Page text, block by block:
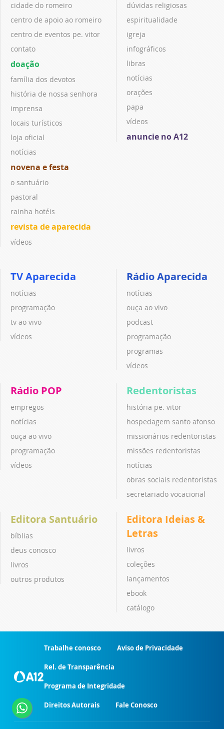
cidade do romeiro
centro de apoio ao romeiro
centro de eventos pe. vitor
contato
doação
família dos devotos
história de nossa senhora
imprensa
locais turísticos
loja oficial
notícias
novena e festa
o santuário
pastoral
rainha hotéis
revista de aparecida
vídeos
dúvidas religiosas
espiritualidade
igreja
infográficos
libras
notícias
orações
papa
vídeos
anuncie no A12
TV Aparecida
notícias
programação
tv ao vivo
vídeos
Rádio Aparecida
notícias
ouça ao vivo
podcast
programação
programas
vídeos
Rádio POP
empregos
notícias
ouça ao vivo
programação
vídeos
Redentoristas
história pe. vitor
hospedagem santo afonso
missionários redentoristas
missões redentoristas
notícias
obras sociais redentoristas
secretariado vocacional
Editora Santuário
bíblias
deus conosco
livros
outros produtos
Editora Ideias &
Letras
livros
coleções
lançamentos
ebook
catálogo
Trabalhe conosco Aviso de Privacidade
Rel. de Transparência
Programa de Integridade
Direitos Autorais Fale Conosco